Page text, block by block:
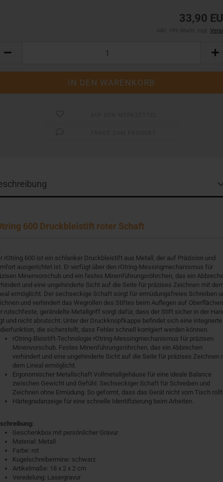
33,90
600 Druckbleistift roter Schaft
rOtring 600 ist ein schlanker Druckbleistift aus Metall, der auf Präzision und
ausgerichtet ist. Er verfügt über den rOtring-Messingmechanismus für
Minenvorschub und ein festes Minenführungsröhrchen, das ein
und eine ungehinderte Sicht auf die Seite für präzises Zeichnen mit
ermöglicht. Der sechseckige Schaft sorgt für ermüdungsfreies Schreiben
und verhindert das Wegrollen des Stiftes beim Auflegen auf
rutschfeste, gerändelte Metallgriff sorgt dafür, dass der Stift sicher in der
und nicht abrutscht. Unter der Druckknopfkappe befindet sich eine integrierte
die sicherstellt, dass Fehler schnell korrigiert werden können.
rOtring-Bleistift-Technologie rOtring-Messingmechanismus für präzisen
Minenvorschub. Festes Minenführungsröhrchen, das ein Abbrechen
verhindert und eine ungehinderte Sicht auf die Seite für präzises Zeichnen
dem Lineal ermöglicht.
Ergonomischer Metallschaft Vollmetallgehäuse für eine ideale Balance
zwischen Gewicht und Gefühl. Sechseckiger Schaft für Schreiben und
Zeichnen ohne Ermüdung. So geformt, dass das Gerät nicht vom Tisch
Härtegradanzeige für eine schnelle Identifizierung beim Arbeiten.
Geschenkbox mit persönlicher Gravur
Material: Metall
Farbe: rot
Kugelschreibermine: schwarz
Artikelmaße: 18 x 2 x 2 cm
Veredelung: Lasergravur